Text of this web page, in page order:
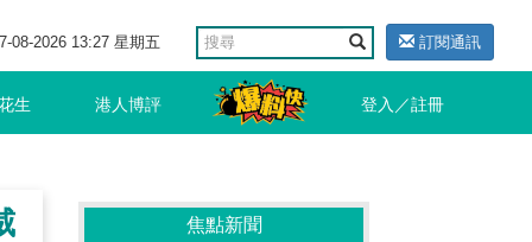
08-2026 13:27 星期五 訂閱通訊
生 港人博評 登入／註冊
焦點新聞